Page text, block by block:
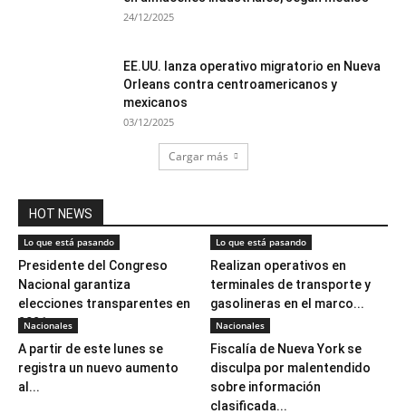
24/12/2025
EE.UU. lanza operativo migratorio en Nueva
Orleans contra centroamericanos y
mexicanos
03/12/2025
Cargar más
HOT NEWS
Lo que está pasando
Presidente del Congreso
Nacional garantiza
elecciones transparentes en
2021
Lo que está pasando
Realizan operativos en
terminales de transporte y
gasolineras en el marco...
Nacionales
A partir de este lunes se
registra un nuevo aumento
al...
Nacionales
Fiscalía de Nueva York se
disculpa por malentendido
sobre información
clasificada...